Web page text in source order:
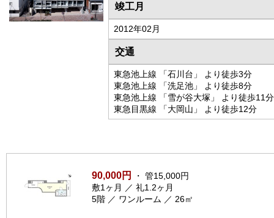
竣工月
2012年02月
交通
東急池上線 「石川台」 より徒歩3分
東急池上線 「洗足池」 より徒歩8分
東急池上線 「雪が谷大塚」 より徒歩11分
東急目黒線 「大岡山」 より徒歩12分
90,000円
・ 管15,000円
敷1ヶ月 ／ 礼1.2ヶ月
5階 ／ ワンルーム ／ 26㎡